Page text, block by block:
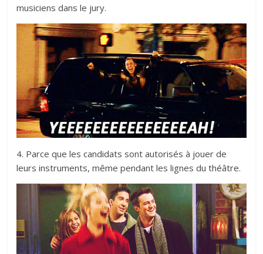
musiciens dans le jury.
4. Parce que les candidats sont autorisés à jouer de
leurs instruments, même pendant les lignes du théâtre.